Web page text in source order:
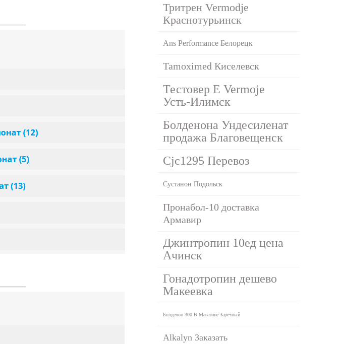
Тритрен Vermodje
Краснотурьинск
Ans Performance Белорецк
Tamoximed Киселевск
Тестовер Е Vermoje
Усть-Илимск
Болденона Ундесиленат
продажа Благовещенск
Cjc1295 Перевоз
Сустанон Подольск
Пронабол-10 доставка
Армавир
Джинтропин 10ед цена
Ачинск
Гонадотропин дешево
Макеевка
Болденон 300 В Магазине Заречный
Alkalyn Заказать